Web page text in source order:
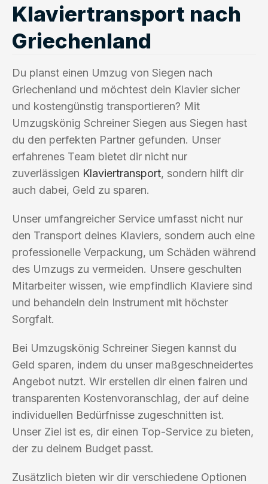
Klaviertransport nach
Griechenland
Du planst einen Umzug von Siegen nach
Griechenland und möchtest dein Klavier sicher
und kostengünstig transportieren? Mit
Umzugskönig Schreiner Siegen aus Siegen hast
du den perfekten Partner gefunden. Unser
erfahrenes Team bietet dir nicht nur
zuverlässigen Klaviertransport, sondern hilft dir
auch dabei, Geld zu sparen.
Unser umfangreicher Service umfasst nicht nur
den Transport deines Klaviers, sondern auch eine
professionelle Verpackung, um Schäden während
des Umzugs zu vermeiden. Unsere geschulten
Mitarbeiter wissen, wie empfindlich Klaviere sind
und behandeln dein Instrument mit höchster
Sorgfalt.
Bei Umzugskönig Schreiner Siegen kannst du
Geld sparen, indem du unser maßgeschneidertes
Angebot nutzt. Wir erstellen dir einen fairen und
transparenten Kostenvoranschlag, der auf deine
individuellen Bedürfnisse zugeschnitten ist.
Unser Ziel ist es, dir einen Top-Service zu bieten,
der zu deinem Budget passt.
Zusätzlich bieten wir dir verschiedene Optionen